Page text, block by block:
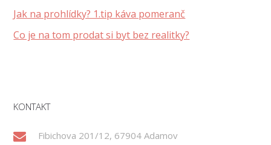
Jak na prohlídky? 1.tip káva pomeranč
Co je na tom prodat si byt bez realitky?
KONTAKT
Fibichova 201/12, 67904 Adamov